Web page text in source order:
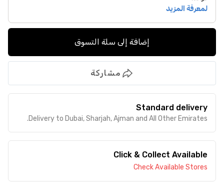
إضافة إلى سلة التسوق
مشاركة
Standard delivery
Delivery to Dubai, Sharjah, Ajman and All Other Emirates.
Click & Collect Available
Check Available Stores